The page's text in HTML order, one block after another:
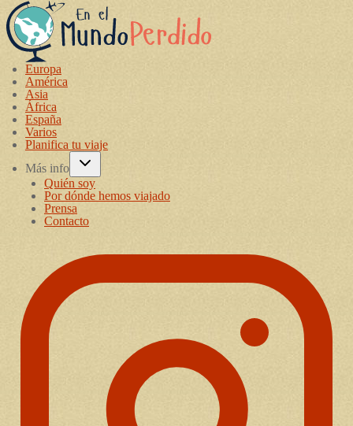
Europa
América
Asia
África
España
Varios
Planifica tu viaje
Más info
Quién soy
Por dónde hemos viajado
Prensa
Contacto